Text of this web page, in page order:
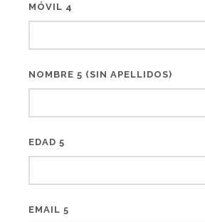
MÓVIL 4
NOMBRE 5 (SIN APELLIDOS)
EDAD 5
EMAIL 5